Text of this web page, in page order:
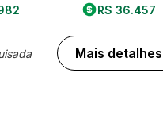
R$ 36.457
Mais detalhes